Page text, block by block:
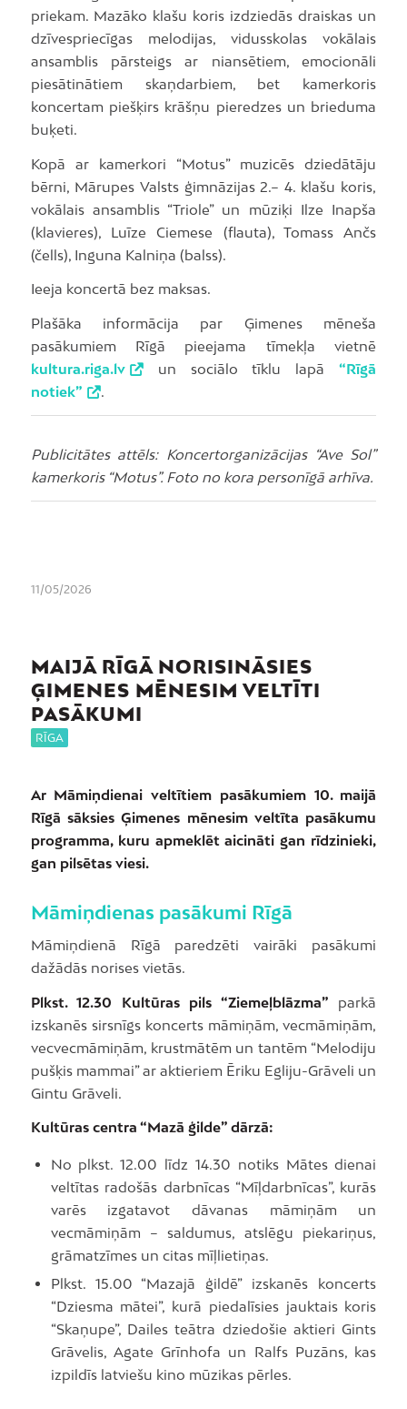
priekam. Mazāko klašu koris izdziedās draiskas un
dzīvespriecīgas melodijas, vidusskolas vokālais
ansamblis pārsteigs ar niansētiem, emocionāli
piesātinātiem skaņdarbiem, bet kamerkoris
koncertam piešķirs krāšņu pieredzes un brieduma
buķeti.
Kopā ar kamerkori “Motus” muzicēs dziedātāju
bērni, Mārupes Valsts ģimnāzijas 2.– 4. klašu koris,
vokālais ansamblis “Triole” un mūziķi Ilze Inapša
(klavieres), Luīze Ciemese (flauta), Tomass Ančs
(čells), Inguna Kalniņa (balss).
Ieeja koncertā bez maksas.
Plašāka informācija par Ģimenes mēneša
pasākumiem Rīgā pieejama tīmekļa vietnē
kultura.riga.lv
un sociālo tīklu lapā“Rīgā
notiek”
.
Publicitātes attēls: Koncertorganizācijas “Ave Sol”
kamerkoris “Motus”. Foto no kora personīgā arhīva.
11/05/2026
MAIJĀ RĪGĀ NORISINĀSIES
ĢIMENES MĒNESIM VELTĪTI
PASĀKUMI
RĪGA
Ar Māmiņdienai veltītiem pasākumiem 10. maijā
Rīgā sāksies Ģimenes mēnesim veltīta pasākumu
programma, kuru apmeklēt aicināti gan rīdzinieki,
gan pilsētas viesi.
Māmiņdienas pasākumi Rīgā
Māmiņdienā Rīgā paredzēti vairāki pasākumi
dažādās norises vietās.
Plkst. 12.30 Kultūras pils “Ziemeļblāzma” parkā
izskanēs sirsnīgs koncerts māmiņām, vecmāmiņām,
vecvecmāmiņām, krustmātēm un tantēm “Melodiju
pušķis mammai” ar aktieriem Ēriku Egliju-Grāveli un
Gintu Grāveli.
Kultūras centra “Mazā ģilde” dārzā:
No plkst. 12.00 līdz 14.30 notiks Mātes dienai
veltītas radošās darbnīcas “Mīļdarbnīcas”, kurās
varēs izgatavot dāvanas māmiņām un
vecmāmiņām – saldumus, atslēgu piekariņus,
grāmatzīmes un citas mīļlietiņas.
Plkst. 15.00 “Mazajā ģildē” izskanēs koncerts
“Dziesma mātei”, kurā piedalīsies jauktais koris
“Skaņupe”, Dailes teātra dziedošie aktieri Gints
Grāvelis, Agate Grīnhofa un Ralfs Puzāns, kas
izpildīs latviešu kino mūzikas pērles.